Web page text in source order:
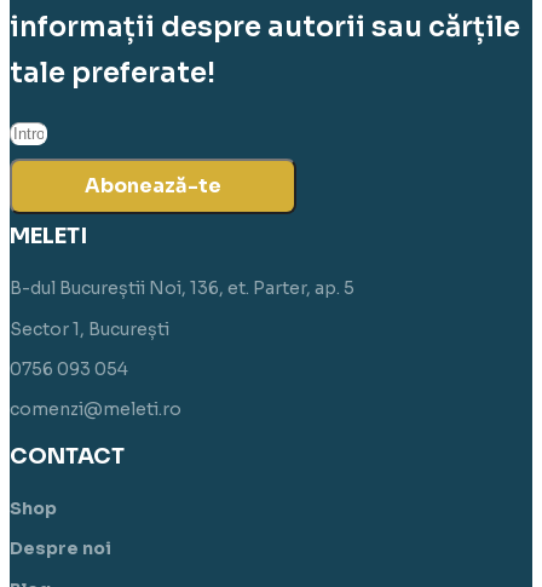
informații despre autorii sau cărțile
tale preferate!
Abonează-te
MELETI
B-dul Bucureștii Noi, 136, et. Parter, ap. 5
Sector 1, București
0756 093 054
comenzi@meleti.ro
CONTACT
Shop
Despre noi